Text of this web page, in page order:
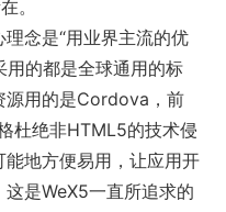
。
念是“用业界主流的优
用的都是全球通用的标
源用的是Cordova，前
杜绝非HTML5的技术侵
地方便易用，让应用开
是WeX5一直所追求的